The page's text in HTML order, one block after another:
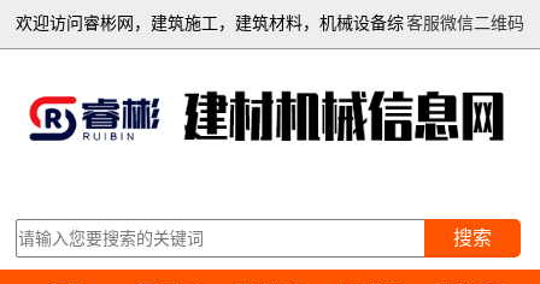
客服微信二维码
欢迎访问睿彬网，建筑施工，建筑材料，机械设备综
搜索